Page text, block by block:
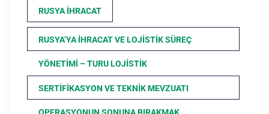
RUSYA İHRACAT
RUSYA’YA İHRACAT VE LOJISTIK SÜREÇ
YÖNETIMI – TURU LOJISTIK
SERTIFIKASYON VE TEKNIK MEVZUATI